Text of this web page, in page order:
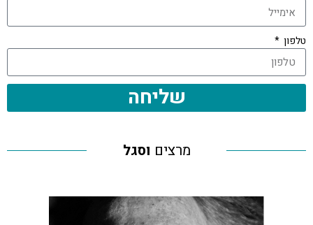
טלפון
שליחה
מרצים וסגל